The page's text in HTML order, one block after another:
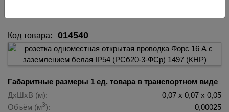
Код товара: 014540
Габаритные размеры 1 ед. товара в транспортном виде
ДхШхВ (м):
0,07 х 0,07 х 0,05
Объём (м3):
0,00025